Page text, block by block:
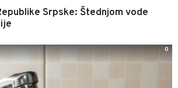
Srpske: Štednjom vode
0